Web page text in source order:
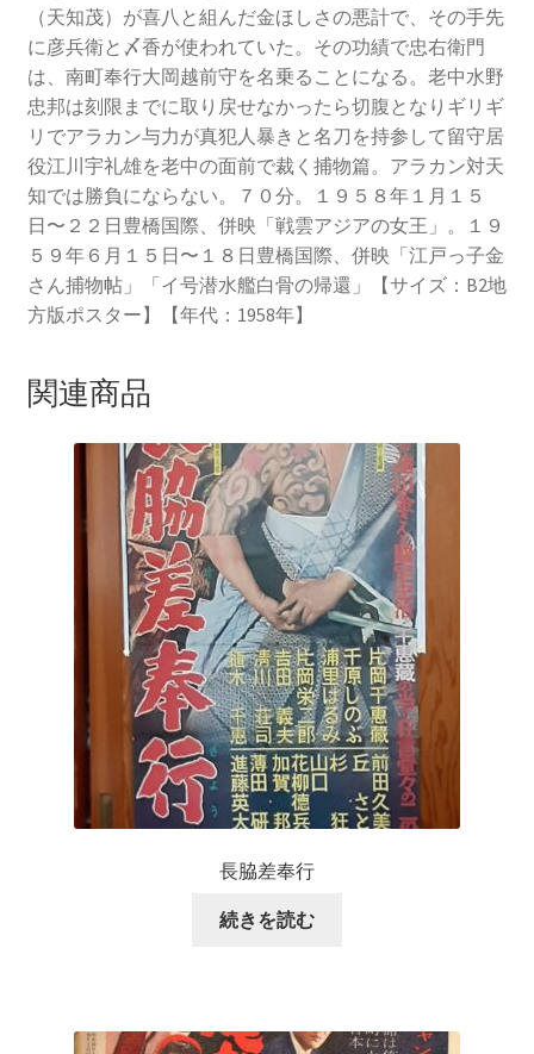
（天知茂）が喜八と組んだ金ほしさの悪計で、その手先
に彦兵衛と〆香が使われていた。その功績で忠右衛門
は、南町奉行大岡越前守を名乗ることになる。老中水野
忠邦は刻限までに取り戻せなかったら切腹となりギリギ
リでアラカン与力が真犯人暴きと名刀を持参して留守居
役江川宇礼雄を老中の面前で裁く捕物篇。アラカン対天
知では勝負にならない。７０分。１９５８年１月１５
日〜２２日豊橋国際、併映「戦雲アジアの女王」。１９
５９年６月１５日〜１８日豊橋国際、併映「江戸っ子金
さん捕物帖」「イ号潜水艦白骨の帰還」【サイズ：B2地
方版ポスター】【年代：1958年】
関連商品
長脇差奉行
続きを読む